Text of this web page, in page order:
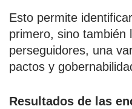
Esto permite
primero, sino también
perseguidores, una
pactos y
Resultados de las